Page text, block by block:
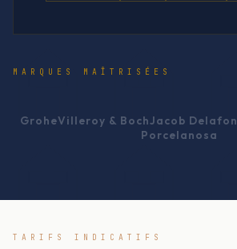
MARQUES MAÎTRISÉES
GroheVilleroy & BochJacob Delafon
Porcelanosa
TARIFS INDICATIFS